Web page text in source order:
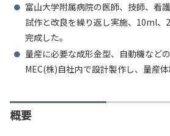
研究・産学官連
富山大学附属病院の医師、技師、看
試作と改良を繰り返し実施、10ml
完成した。
量産に必要な成形金型、自動機など
MEC(株)自社内で設計製作し、量産体
概要